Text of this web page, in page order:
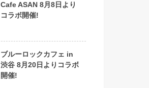
Cafe ASAN 8月8日より
コラボ開催!
ブルーロックカフェ in
渋谷 8月20日よりコラボ
開催!